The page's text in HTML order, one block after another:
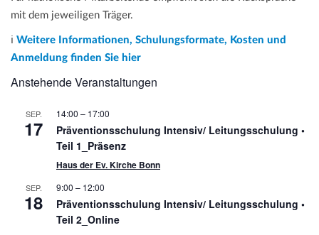
mit dem jeweiligen Träger.
ℹ️ Weitere Informationen, Schulungsformate, Kosten und
Anmeldung finden Sie hier
Anstehende Veranstaltungen
SEP.
17
14:00 – 17:00
Präventionsschulung Intensiv/ Leitungsschulung •
Teil 1_Präsenz
Haus der Ev. Kirche Bonn
SEP.
18
9:00 – 12:00
Präventionsschulung Intensiv/ Leitungsschulung •
Teil 2_Online